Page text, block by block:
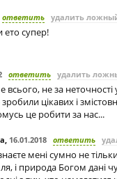
ответить удалить
ето супер!
ответить удалить
не за неточності
зробили цікавих і
це робити за нас...
, 16.01.2018 ответить
мені сумно не
і природа Богом дані